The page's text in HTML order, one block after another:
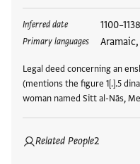
Inferred date
Primary languages
Legal deed concerning an
(mentions the figure 1[.].5
woman named Sitt al-Nās,
Related People2
Tags